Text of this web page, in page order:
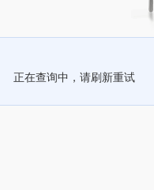
正在查询中，请刷新重试